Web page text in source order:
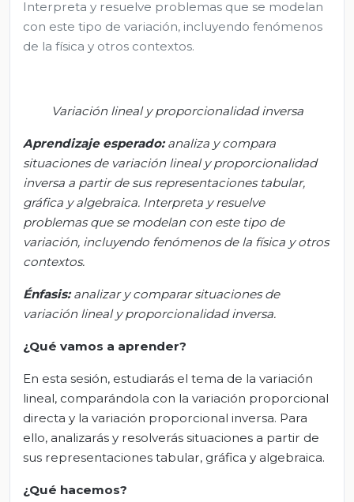
Interpreta y resuelve problemas que se modelan
con este tipo de variación, incluyendo fenómenos
de la física y otros contextos.
Variación lineal y proporcionalidad inversa
Aprendizaje esperado:analiza y compara
situaciones de variación lineal y proporcionalidad
inversa a partir de sus representaciones tabular,
gráfica y algebraica. Interpreta y resuelve
problemas que se modelan con este tipo de
variación, incluyendo fenómenos de la física y otros
contextos.
Énfasis:analizar y comparar situaciones de
variación lineal y proporcionalidad inversa.
¿Qué vamos a aprender?
En esta sesión, estudiarás el tema de la variación
lineal, comparándola con la variación proporcional
directa y la variación proporcional inversa. Para
ello, analizarás y resolverás situaciones a partir de
sus representaciones tabular, gráfica y algebraica.
¿Qué hacemos?